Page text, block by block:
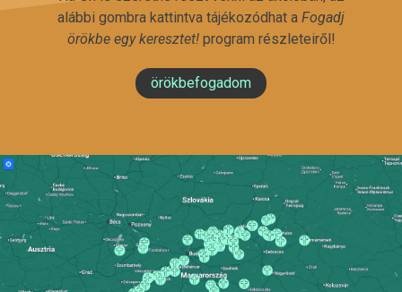
alábbi gombra kattintva tájékozódhat a Fogadj
örökbe egy keresztet!program részleteiről!
örökbefogadom